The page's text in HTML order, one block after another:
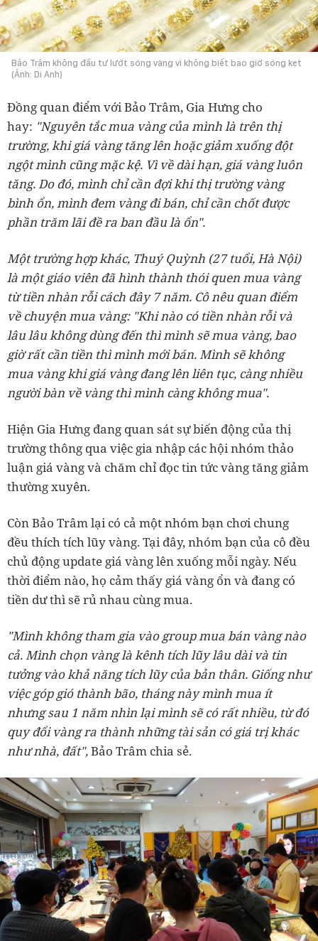
Bảo Trâm không đầu tư lướt sóng vàng vì không biết bao giờ sóng kẹt
(Ảnh: Di Anh)
Đồng quan điểm với Bảo Trâm, Gia Hưng cho
hay: "Nguyên tắc mua vàng của mình là trên thị
trường, khi giá vàng tăng lên hoặc giảm xuống đột
ngột mình cũng mặc kệ. Vì về dài hạn, giá vàng luôn
tăng. Do đó, mình chỉ cần đợi khi thị trường vàng
bình ổn, mình đem vàng đi bán, chỉ cần chốt được
phần trăm lãi đề ra ban đầu là ổn".
Một trường hợp khác, Thuý Quỳnh (27 tuổi, Hà Nội)
là một giáo viên đã hình thành thói quen mua vàng
từ tiền nhàn rỗi cách đây 7 năm. Cô nêu quan điểm
về chuyện mua vàng: "Khi nào có tiền nhàn rỗi và
lâu lâu không dùng đến thì mình sẽ mua vàng, bao
giờ rất cần tiền thì mình mới bán. Mình sẽ không
mua vàng khi giá vàng đang lên liên tục, càng nhiều
người bàn về vàng thì mình càng không mua".
Hiện Gia Hưng đang quan sát sự biến động của thị
trường thông qua việc gia nhập các hội nhóm thảo
luận giá vàng và chăm chỉ đọc tin tức vàng tăng giảm
thường xuyên.
Còn Bảo Trâm lại có cả một nhóm bạn chơi chung
đều thích tích lũy vàng. Tại đây, nhóm bạn của cô đều
chủ động update giá vàng lên xuống mỗi ngày. Nếu
thời điểm nào, họ cảm thấy giá vàng ổn và đang có
tiền dư thì sẽ rủ nhau cùng mua.
"Mình không tham gia vào group mua bán vàng nào
cả. Mình chọn vàng là kênh tích lũy lâu dài và tin
tưởng vào khả năng tích lũy của bản thân. Giống như
việc góp gió thành bão, tháng này mình mua ít
nhưng sau 1 năm nhìn lại mình sẽ có rất nhiều, từ đó
quy đổi vàng ra thành những tài sản có giá trị khác
như nhà, đất",Bảo Trâm chia sẻ.